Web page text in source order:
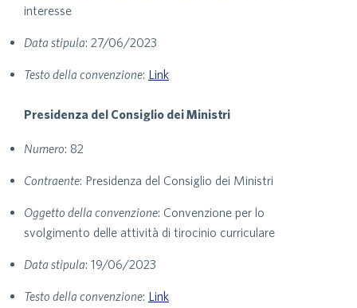
interesse
Data stipula: 27/06/2023
Testo della convenzione: Link
Presidenza del Consiglio dei Ministri
Numero: 82
Contraente: Presidenza del Consiglio dei Ministri
Oggetto della convenzione: Convenzione per lo
svolgimento delle attività di tirocinio curriculare
Data stipula: 19/06/2023
Testo della convenzione: Link